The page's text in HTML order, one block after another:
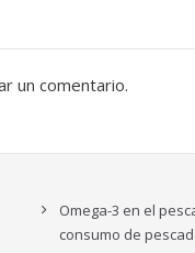
un comentario.
Omega-3 en el
consumo de